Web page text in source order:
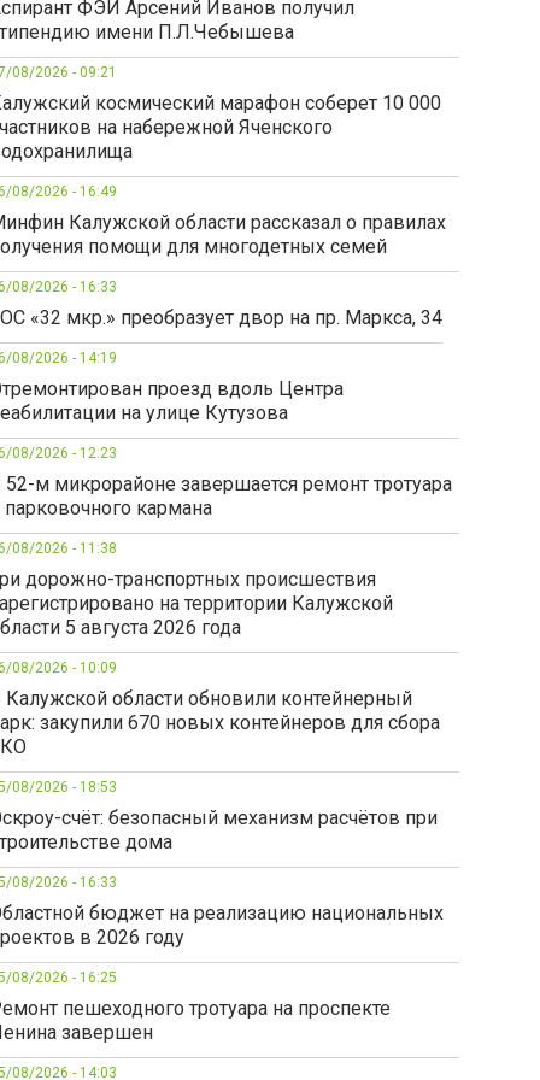
ФЭИ Арсений Иванов получил
имени П.Л.Чебышева
08/2026 - 09:21
космический марафон соберет 10 000
на набережной Яченского
08/2026 - 16:49
Калужской области рассказал о правилах
помощи для многодетных семей
08/2026 - 16:33
«32 мкр.» преобразует двор на пр. Маркса, 34
08/2026 - 14:19
проезд вдоль Центра
на улице Кутузова
08/2026 - 12:23
52-м микрорайоне завершается ремонт тротуара
парковочного кармана
08/2026 - 11:38
дорожно-транспортных происшествия
на территории Калужской
5 августа 2026 года
08/2026 - 10:09
Калужской области обновили контейнерный
закупили 670 новых контейнеров для сбора
08/2026 - 18:53
счёт: безопасный механизм расчётов при
дома
08/2026 - 16:33
бюджет на реализацию национальных
в 2026 году
08/2026 - 16:25
пешеходного тротуара на проспекте
завершен
08/2026 - 14:03